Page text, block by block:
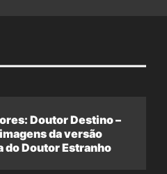
Doutor Destino –
da versão
do Doutor Estranho